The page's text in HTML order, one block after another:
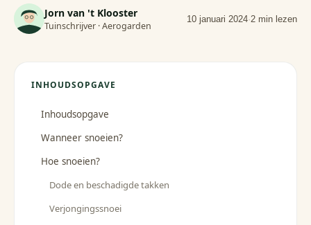
Jorn van 't Klooster
Tuinschrijver · Aerogarden
10 januari 2024·2 min lezen
INHOUDSOPGAVE
Inhoudsopgave
Wanneer snoeien?
Hoe snoeien?
Dode en beschadigde takken
Verjongingssnoei